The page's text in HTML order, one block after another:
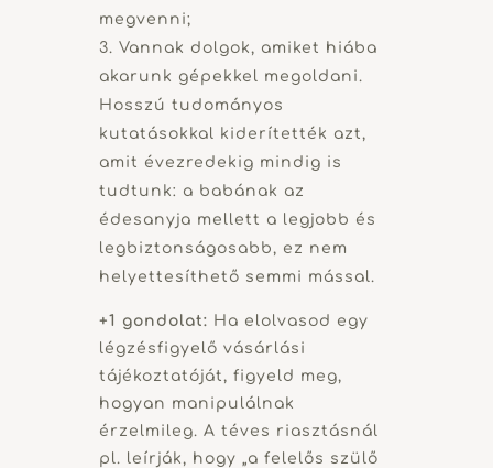
megvenni;
Vannak dolgok, amiket hiába
akarunk gépekkel megoldani.
Hosszú tudományos
kutatásokkal kiderítették azt,
amit évezredekig mindig is
tudtunk: a babának az
édesanyja mellett a legjobb és
legbiztonságosabb, ez nem
helyettesíthető semmi mással.
+1 gondolat: Ha elolvasod egy
légzésfigyelő vásárlási
tájékoztatóját, figyeld meg,
hogyan manipulálnak
érzelmileg. A téves riasztásnál
pl. leírják, hogy „a felelős szülő